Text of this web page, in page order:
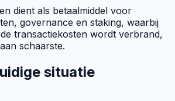
dient als betaalmiddel voor
governance en staking, waarbij
transactiekosten wordt verbrand,
schaarste.
situatie